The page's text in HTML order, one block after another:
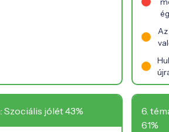
Szociális jólét 43%
6.
61%